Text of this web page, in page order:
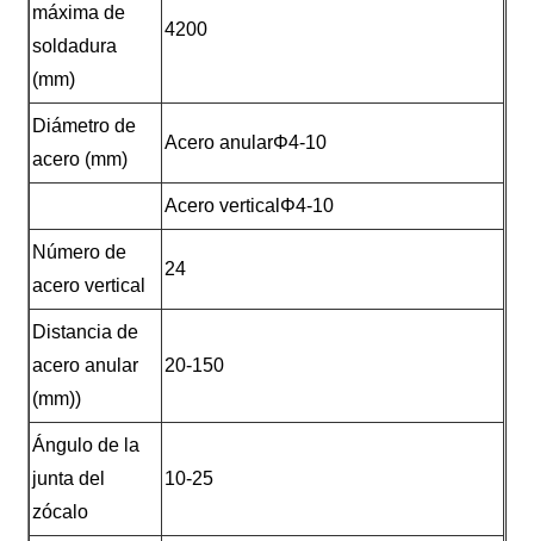
máxima de
soldadura
(mm)
4200
Diámetro de
acero (mm)
Acero anularΦ4-10
Acero verticalΦ4-10
Número de
acero vertical
24
Distancia de
acero anular
(mm))
20-150
Ángulo de la
junta del
zócalo
10-25